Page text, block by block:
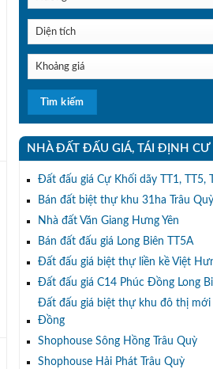
NHÀ ĐẤT ĐẤU GIÁ, TÁI ĐỊNH CƯ
Đất đấu giá Cự Khối dãy TT1, TT5,
Bán đất biệt thự khu 31ha Trâu Quỳ
Nhà đất Văn Giang Hưng Yên
Bán đất đấu giá Long Biên TT5A
Đất đấu giá biệt thự liền kề Việt
Đất đấu giá C14 Phúc Đồng Long
Đất đấu giá biệt thự khu đô thị mới
Đồng
Shophouse Sông Hồng Trâu Quỳ
Shophouse Hải Phát Trâu Quỳ